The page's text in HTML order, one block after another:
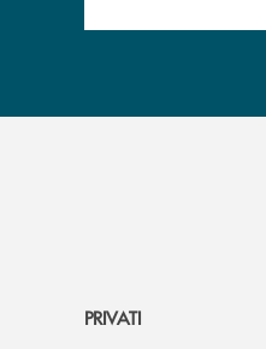
PRIVATI